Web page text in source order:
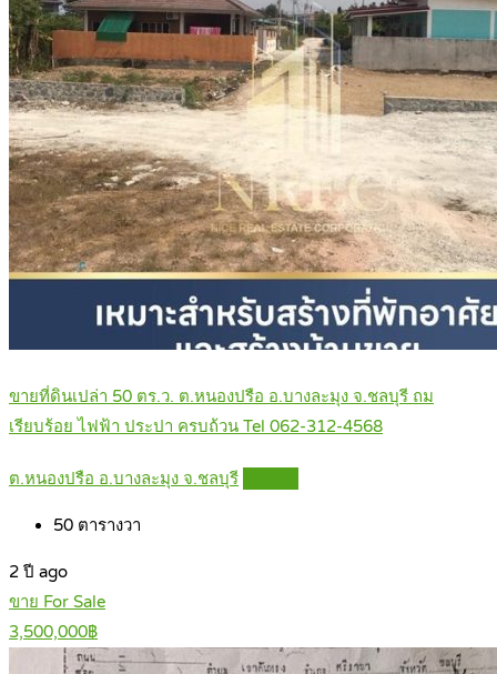
ขายที่ดินเปล่า 50 ตร.ว. ต.หนองปรือ อ.บางละมุง จ.ชลบุรี ถม
เรียบร้อย ไฟฟ้า ประปา ครบถ้วน Tel 062-312-4568
ต.หนองปรือ อ.บางละมุง จ.ชลบุรี
50 ตารางวา
2 ปี ago
ขาย For Sale
3,500,000฿